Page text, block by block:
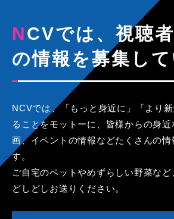
NCVでは、視聴者さまから
の情報を募集して
NCVでは、「もっと身近に」「より
ることをモットーに、皆様からの身
画、イベントの情報などたくさんの
す。
ご自宅のペットやめずらしい野菜など
どしどしお送りください。